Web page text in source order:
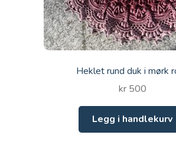
Heklet rund duk i mørk
kr500
Legg i handlekurv